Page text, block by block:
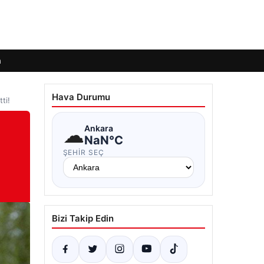
Hava Durumu
☁Ankara
NaN°C
ŞEHIR SEÇ
Bizi Takip Edin